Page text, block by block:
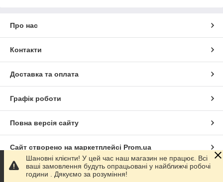
Про нас
Контакти
Доставка та оплата
Графік роботи
Повна версія сайту
Сайт створено на маркетплейсі Prom.ua
Політика конфіденційності
Шановні клієнти! У цей час наш магазин не працює. Всі
ваші замовлення будуть опрацьовані у найближчі робочі
години . Дякуємо за розуміння!